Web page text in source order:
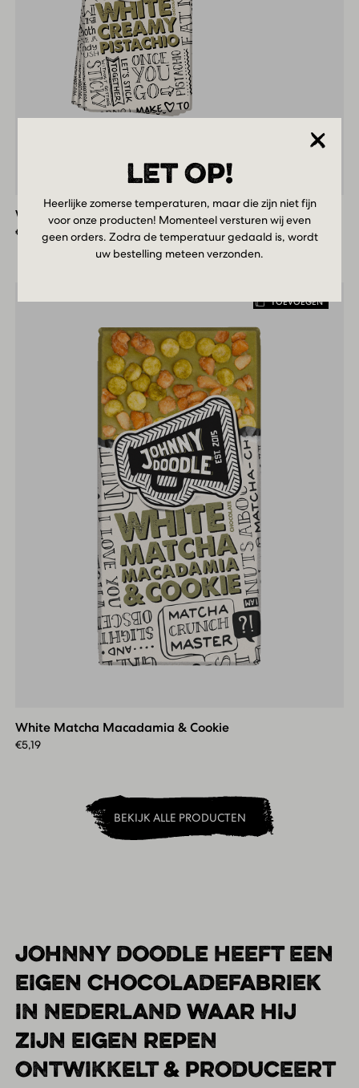
LET OP!
Heerlijke zomerse temperaturen, maar die zijn niet fijn
voor onze producten! Momenteel versturen wij even
geen orders. Zodra de temperatuur gedaald is, wordt
uw bestelling meteen verzonden.
Pistachio
White Creamy Pistachio Box
€ 51,90
&
Cookie
TOEVOEGEN
White Matcha Macadamia & Cookie
€5,19
BEKIJK ALLE PRODUCTEN
JOHNNY DOODLE HEEFT EEN
EIGEN CHOCOLADEFABRIEK
IN NEDERLAND WAAR HIJ
ZIJN EIGEN REPEN
ONTWIKKELT & PRODUCEERT